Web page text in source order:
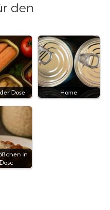
den
Dose Home
in